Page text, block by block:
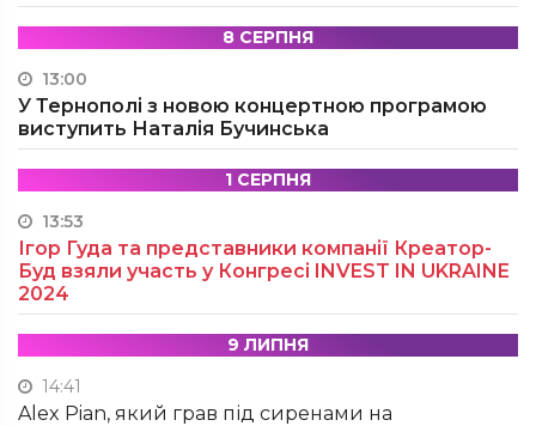
8 СЕРПНЯ
13:00
У Тернополі з новою концертною програмою
виступить Наталія Бучинська
1 СЕРПНЯ
13:53
Ігор Гуда та представники компанії Креатор-
Буд взяли участь у Конгресі INVEST IN UKRAINE
2024
9 ЛИПНЯ
14:41
Alex Pian, який грав під сиренами на